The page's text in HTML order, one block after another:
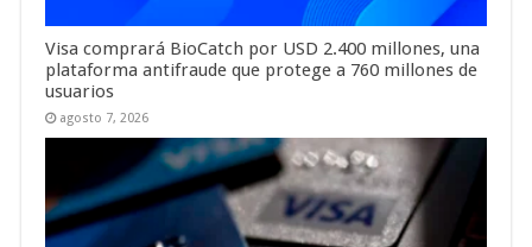
Visa comprará BioCatch por USD 2.400 millones, una
plataforma antifraude que protege a 760 millones de
usuarios
agosto 7, 2026